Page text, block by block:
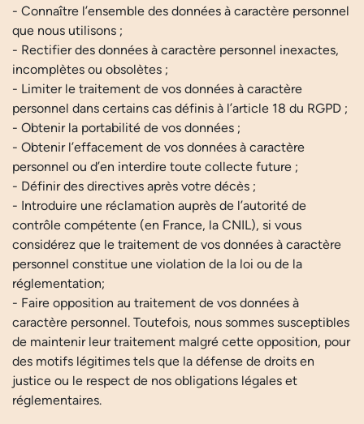
- Connaître l’ensemble des données à caractère personnel
que nous utilisons ;
- Rectifier des données à caractère personnel inexactes,
incomplètes ou obsolètes ;
- Limiter le traitement de vos données à caractère
personnel dans certains cas définis à l’article 18 du RGPD ;
- Obtenir la portabilité de vos données ;
- Obtenir l’effacement de vos données à caractère
personnel ou d’en interdire toute collecte future ;
- Définir des directives après votre décès ;
- Introduire une réclamation auprès de l’autorité de
contrôle compétente (en France, la CNIL), si vous
considérez que le traitement de vos données à caractère
personnel constitue une violation de la loi ou de la
réglementation;
- Faire opposition au traitement de vos données à
caractère personnel. Toutefois, nous sommes susceptibles
de maintenir leur traitement malgré cette opposition, pour
des motifs légitimes tels que la défense de droits en
justice ou le respect de nos obligations légales et
réglementaires.